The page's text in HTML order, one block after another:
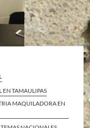
EN TAMAULIPAS
MAQUILADORA EN